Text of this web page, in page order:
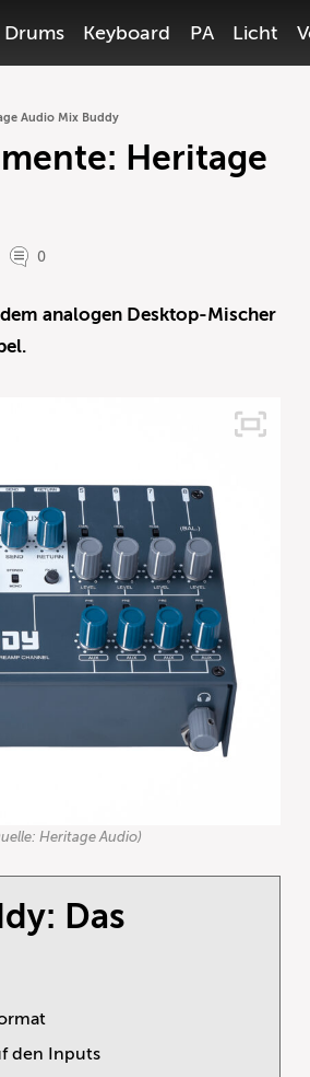
Drums Keyboard PA Licht
Audio Mix Buddy
Heritage
0
analogen Desktop-Mischer
Heritage Audio)
Das
den Inputs